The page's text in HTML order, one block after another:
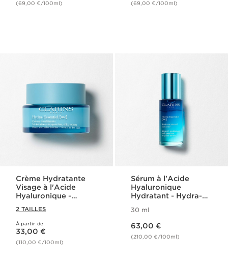
(69,00 €/100ml) (69,00 €/100ml)
Crème Hydratante
Visage à l'Acide
Hyaluronique -
2 TAILLES
À partir de
Nouveau prix 33,00 €
33,00 €
(110,00 €/100ml)
Sérum à l'Acide
Hyaluronique
Hydratant - Hydra-
30 ml
63,00 €
(210,00 €/100ml)